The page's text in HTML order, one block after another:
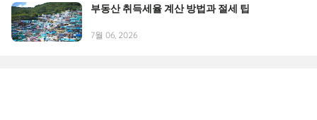
부동산 취득세율 계산 방법과 절세 팁
7월 06, 2026